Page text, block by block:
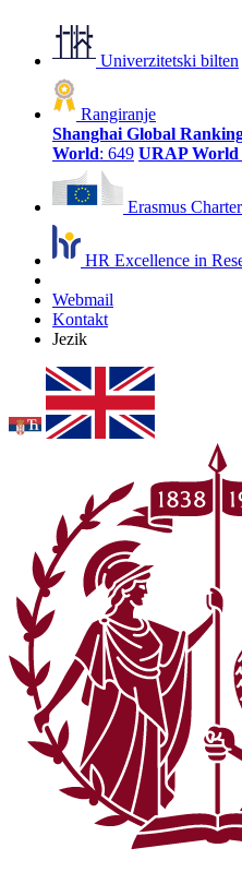
Univerzitetski bilten
Rangiranje
Shanghai Global
World: 649 URAP
Erasmus Charter
HR Excellence in
Webmail
Kontakt
Jezik